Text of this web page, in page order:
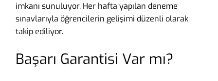
imkanı sunuluyor. Her hafta yapılan deneme
sınavlarıyla öğrencilerin gelişimi düzenli olarak
takip ediliyor.
Başarı Garantisi Var mı?